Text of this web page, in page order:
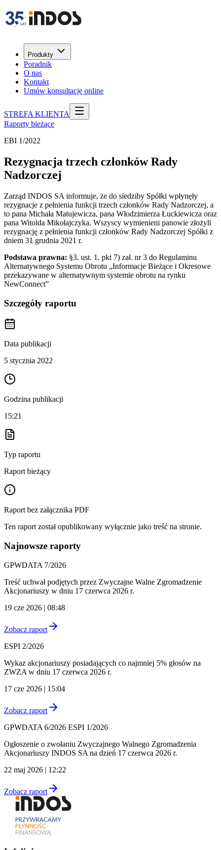
Produkty
Poradnik
O nas
Kontakt
Umów konsultację online
STREFA KLIENTA
Raporty bieżące
EBI 1/2022
Rezygnacja trzech członków Rady
Nadzorczej
Zarząd INDOS SA informuje, że do siedziby Spółki wpłynęły
rezygnacje z pełnienia funkcji trzech członków Rady Nadzorczej, a
to pana Michała Matujewicza, pana Włodzimierza Łuckiewicza oraz
pana Witolda Mikołajczyka. Wszyscy wymienieni panowie złożyli
rezygnację z pełnienia funkcji członków Rady Nadzorczej Spółki z
dniem 31 grudnia 2021 r.
Podstawa prawna: §3. ust. 1. pkt 7) zał. nr 3 do Regulaminu
Alternatywnego Systemu Obrotu „Informacje Bieżące i Okresowe
przekazywane w alternatywnym systemie obrotu na rynku
NewConnect”
Szczegóły raportu
Data publikacji
5 stycznia 2022
Godzina publikacji
15:21
Typ raportu
Raport bieżący
Raport bez załącznika PDF
Ten raport został opublikowany wyłącznie jako treść na stronie.
Najnowsze raporty
GPWDATA 7/2026
Treść uchwał podjętych przez Zwyczajne Walne Zgromadzenie
Akcjonariuszy w dniu 17 czerwca 2026 r.
19 cze 2026 | 08:48
Zobacz raport
ESPI 2/2026
Wykaz akcjonariuszy posiadających co najmniej 5% głosów na
ZWZA w dniu 17 czerwca 2026 r.
17 cze 2026 | 15:04
Zobacz raport
GPWDATA 6/2026 ESPI 1/2026
Ogłoszenie o zwołaniu Zwyczajnego Walnego Zgromadzenia
Akcjonariuszy INDOS SA na dzień 17 czerwca 2026 r.
22 maj 2026 | 12:22
Zobacz raport